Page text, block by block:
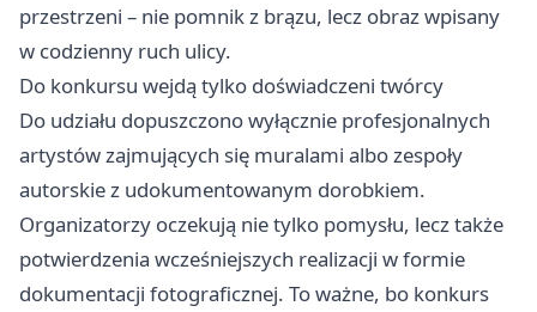
przestrzeni – nie pomnik z brązu, lecz obraz wpisany
w codzienny ruch ulicy.
Do konkursu wejdą tylko doświadczeni twórcy
Do udziału dopuszczono wyłącznie profesjonalnych
artystów zajmujących się muralami albo zespoły
autorskie z udokumentowanym dorobkiem.
Organizatorzy oczekują nie tylko pomysłu, lecz także
potwierdzenia wcześniejszych realizacji w formie
dokumentacji fotograficznej. To ważne, bo konkurs